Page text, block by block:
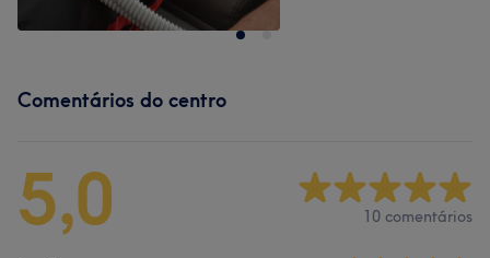
Comentários do centro
5,0 10 comentários